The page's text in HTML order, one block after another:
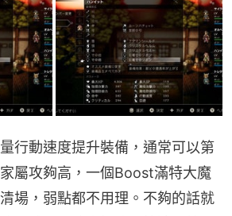
行動速度提升裝備，通常可以第
屬攻夠高，一個Boost滿特大魔
場，弱點都不用理。不夠的話就